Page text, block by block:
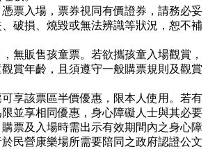
票入場，票券視同有價證券，請務必妥
破損、燒毀或無法辨識等狀況，恕不補
無販售孩童票。若欲攜孩童入場觀賞，
賞年齡，且須遵守一般購票規則及觀賞
享該票區半價優惠，限本人使用。若有
並享相同優惠，身心障礙人士與其必要
票及入場時需出示有效期間內之身心障
民營康樂場所需要陪同之政府認證公文